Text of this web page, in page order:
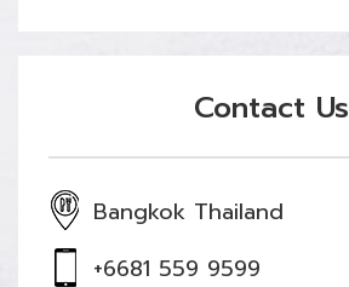
Contact Us
Bangkok Thailand
+6681 559 9599